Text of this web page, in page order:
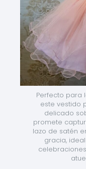
Perfecto para
este vestido
delicado
promete
lazo de satén
gracia,